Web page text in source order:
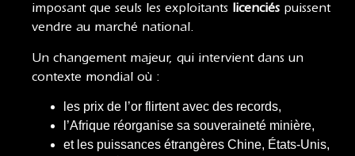
imposant que seuls les exploitants licenciés puissent
vendre au marché national.
Un changement majeur, qui intervient dans un
contexte mondial où :
les prix de l’or flirtent avec des records,
l’Afrique réorganise sa souveraineté minière,
et les puissances étrangères Chine, États-Unis,